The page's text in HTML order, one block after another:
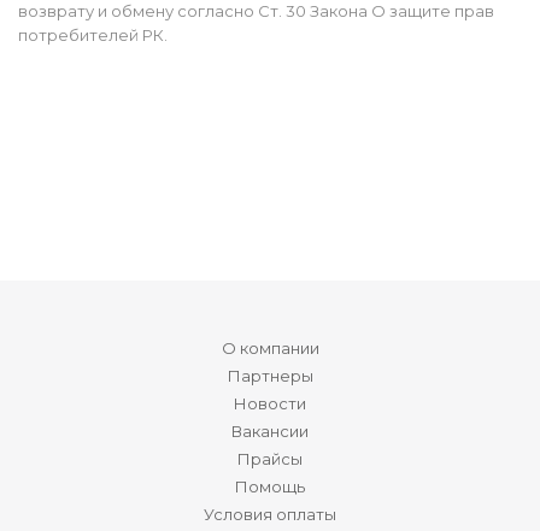
возврату и обмену согласно Ст. 30 Закона О защите прав
потребителей РК.
О компании
Партнеры
Новости
Вакансии
Прайсы
Помощь
Условия оплаты